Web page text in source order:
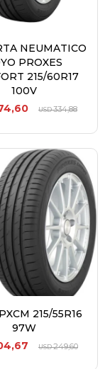
NEUMATICO
PROXES
215/60R17
100V
USD334,88
215/55R16
97W
USD249,60